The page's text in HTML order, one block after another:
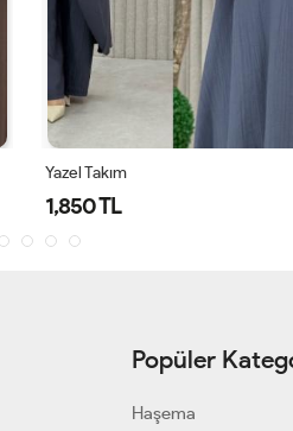
Çakra Takım
2,750 TL
Popüler
Haşema